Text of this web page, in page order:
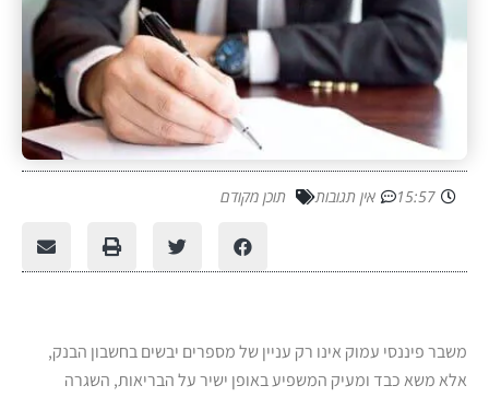
15:57 אין תגובות תוכן מקודם
משבר פיננסי עמוק אינו רק עניין של מספרים יבשים בחשבון הבנק,
אלא משא כבד ומעיק המשפיע באופן ישיר על הבריאות, השגרה